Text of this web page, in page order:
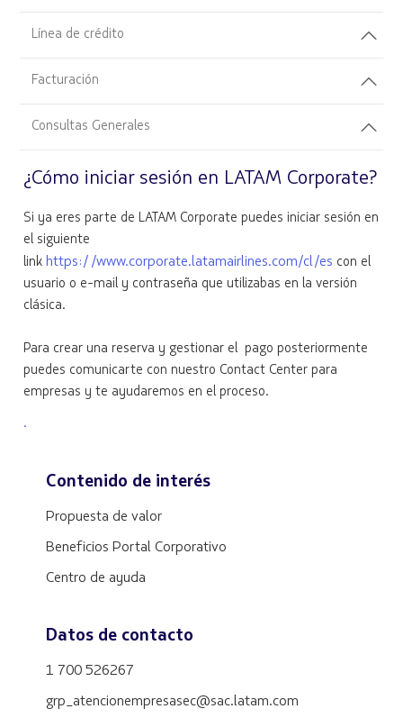
Línea de crédito
Facturación
Consultas Generales
¿Cómo iniciar sesión en LATAM Corporate?
Si ya eres parte de LATAM Corporate puedes iniciar sesión en
el siguiente
linkhttps://www.corporate.latamairlines.com/cl/es con el
usuario o e-mail y contraseña que utilizabas en la versión
clásica.
Para crear una reserva y gestionar el pago posteriormente
puedes comunicarte con nuestro Contact Center para
empresas y te ayudaremos en el proceso.
.
Contenido de interés
Propuesta de valor
Beneficios Portal Corporativo
Centro de ayuda
Datos de contacto
1 700 526267
grp_atencionempresasec@sac.latam.com